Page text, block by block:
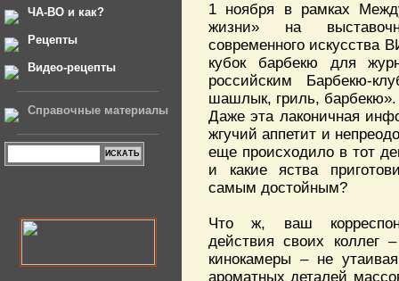
ЧА-ВО и как?
Рецепты
Видео-рецепты
Справочные материалы
1 ноября в рамках
жизни» на
современного
кубок барбекю для
российским Барбекю-
шашлык, гриль, барбекю».
Даже эта лаконичная
жгучий аппетит и
еще происходило в тот
и какие яства
самым достойным?
Что ж, ваш
действия своих коллег
кинокамеры – не
ароматных деталей